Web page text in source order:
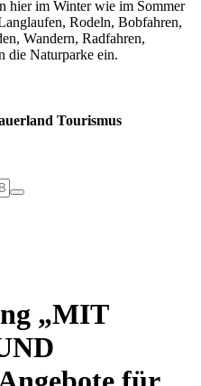
hier im Winter wie im Sommer
Rodeln, Bobfahren,
Wandern, Radfahren,
die Naturparke ein.
Tourismus
„MIT